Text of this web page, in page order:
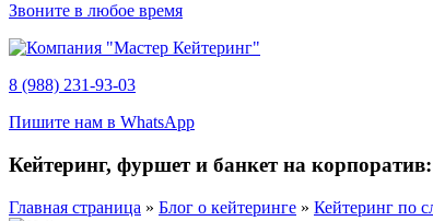
Звоните в любое время
8 (988) 231-93-03
Пишите нам в WhatsApp
Кейтеринг, фуршет и банкет на
Главная страница » Блог о кейтеринге » Кейтеринг по